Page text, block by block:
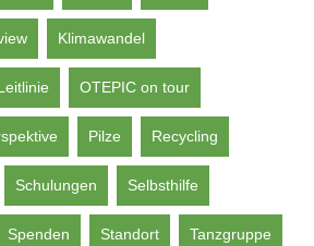
Klimawandel
OTEPIC on tour
Pilze Recycling
Schulungen Selbsthilfe
Spenden Standort Tanzgruppe